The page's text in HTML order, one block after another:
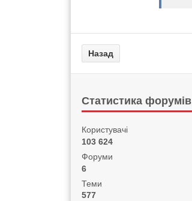
Статистика форумів
Користувачі
103 624
Форуми
6
Теми
577